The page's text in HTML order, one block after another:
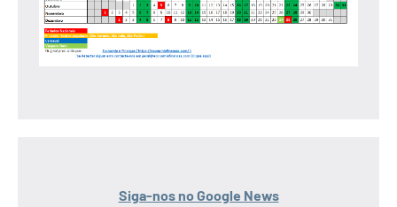
Siga-nos no Google News